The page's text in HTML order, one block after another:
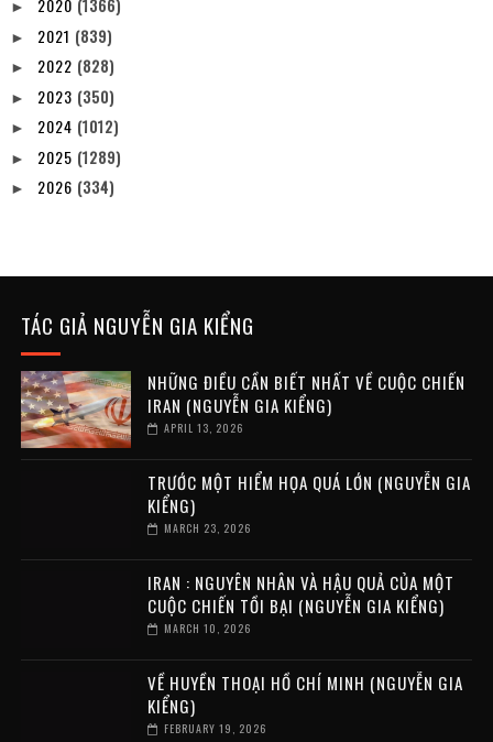
► 2020 (1366)
► 2021 (839)
► 2022 (828)
► 2023 (350)
► 2024 (1012)
► 2025 (1289)
► 2026 (334)
TÁC GIẢ NGUYỄN GIA KIỂNG
NHỮNG ĐIỀU CẦN BIẾT NHẤT VỀ CUỘC CHIẾN
IRAN (NGUYỄN GIA KIỂNG)
APRIL 13, 2026
TRƯỚC MỘT HIỂM HỌA QUÁ LỚN (NGUYỄN GIA
KIỂNG)
MARCH 23, 2026
IRAN : NGUYÊN NHÂN VÀ HẬU QUẢ CỦA MỘT
CUỘC CHIẾN TỒI BẠI (NGUYỄN GIA KIỂNG)
MARCH 10, 2026
VỀ HUYỀN THOẠI HỒ CHÍ MINH (NGUYỄN GIA
KIỂNG)
FEBRUARY 19, 2026